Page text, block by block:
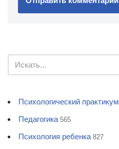
Психологический практикум
Педагогика 565
Психология ребенка 827